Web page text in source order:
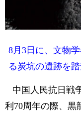
8月3日に、文物
る炭坑の遺跡を
中国人民抗日戦
利70周年の際、黒